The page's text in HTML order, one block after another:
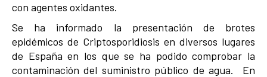
con agentes oxidantes.
Se ha informado la presentación de brotes
epidémicos de Criptosporidiosis en diversos lugares
de España en los que se ha podido comprobar la
contaminación del suministro público de agua. En